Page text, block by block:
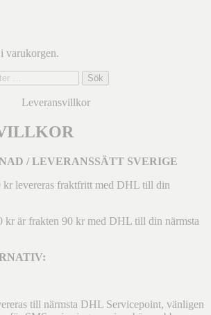
varukorgen.
Sök
Leveransvillkor
/ LEVERANSSÄTT SVERIGE
kr levereras fraktfritt med DHL till din
kr är frakten 90 kr med DHL till din närmsta
till närmsta DHL Servicepoint, vänligen